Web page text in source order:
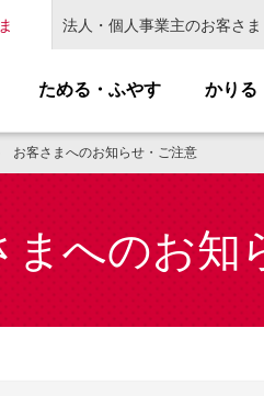
ためる・ふやす かりる
法人・個人事業主のお客さま
お客さまへのお知らせ・ご注意
まへのお知